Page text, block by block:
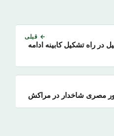
← قبلی
در راه تشکیل کابینه ادامه
مصری شاخدار در مراکش